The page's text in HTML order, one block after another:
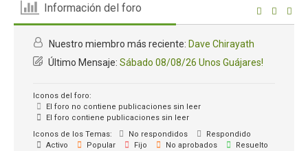
Información del foro
Nuestro miembro más reciente: Dave Chirayath
Último Mensaje: Sábado 08/08/26 Unos Guájares!
Iconos del foro:
El foro no contiene publicaciones sin leer
El foro contiene publicaciones sin leer
Iconos de los Temas:
No respondidos
Respondido
Activo
Popular Fijo No aprobados
Resuelto